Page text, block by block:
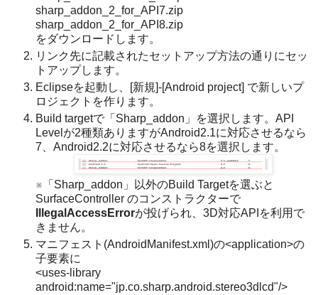
sharp_addon_2_for_API7.zip
sharp_addon_2_for_API8.zip
をダウンロードします。
リンク先に記載されたセットアップ方法の通りにセッ
トアップします。
Eclipseを起動し、[新規]-[Android project] で新しいプ
ロジェクトを作ります。
Build targetで「Sharp_addon」を選択します。API
Levelが2種類ありますがAndroid2.1に対応させるなら
7、Android2.2に対応させるなら8を選択します。
※「Sharp_addon」以外のBuild Targetを選ぶと
SurfaceController のコンストラクターで
IllegalAccessErrorが投げられ、3D対応APIを利用で
きません。
マニフェスト(AndroidManifest.xml)の<application>の
子要素に
<uses-library
android:name="jp.co.sharp.android.stereo3dlcd"/>